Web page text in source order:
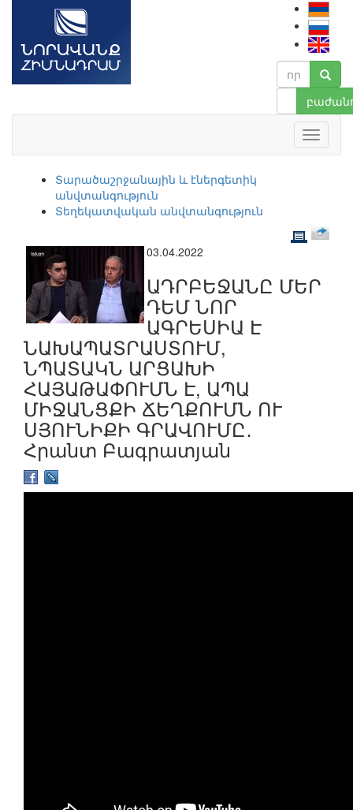
Տարածաշրջանային և էներգետիկ
անվտանգություն
Տեղեկատվական անվտանգություն
03.04.2022
ԱԴՐԲԵՋԱՆԸ ՄԵՐ
ԴԵՄ ՆՈՐ
ԱԳՐԵՍԻԱ Է
ՆԱԽԱՊԱՏՐԱՍՏՈՒՄ,
ՆՊԱՏԱԿՆ ԱՐՑԱԽԻ
ՀԱՅԱԹԱՓՈՒՄՆ Է, ԱՊԱ
ՄԻՋԱՆՑՔԻ ՃԵՂՔՈՒՄՆ ՈՒ
ՍՅՈՒՆԻՔԻ ԳՐԱՎՈՒՄԸ․
Հրանտ Բագրատյան